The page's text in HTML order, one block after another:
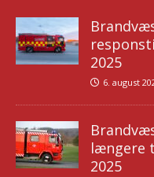
2025
6. august
længere
2025